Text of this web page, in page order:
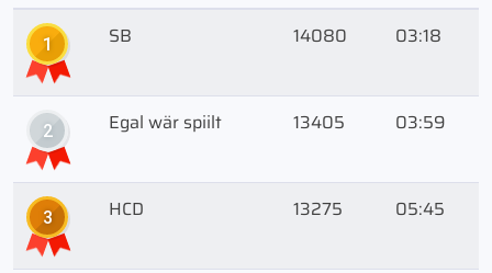
1 SB 14080 03:18
2 Egal wär spiilt 13405 03:59
3 HCD 13275 05:45